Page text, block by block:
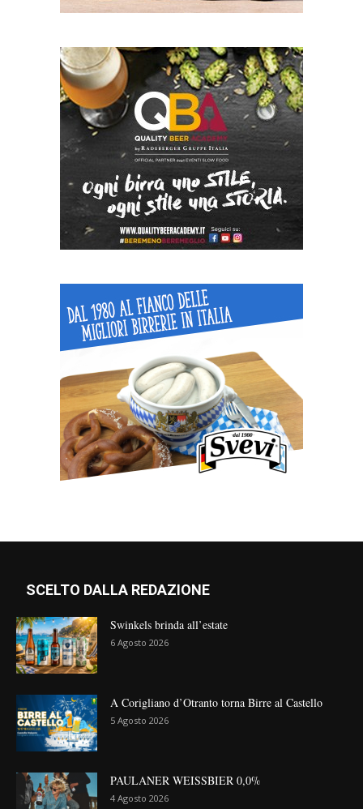
SCELTO DALLA REDAZIONE
Swinkels brinda all’estate
6 Agosto 2026
A Corigliano d’Otranto torna Birre al Castello
5 Agosto 2026
PAULANER WEISSBIER 0,0%
4 Agosto 2026